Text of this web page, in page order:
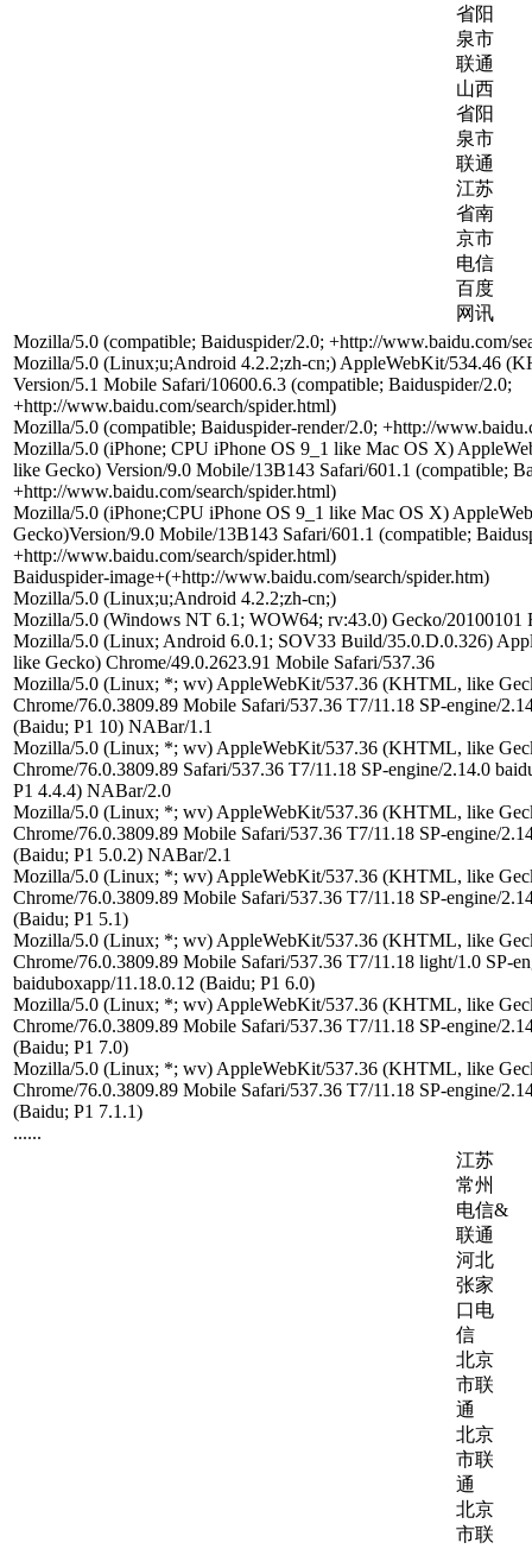
省阳
泉市
联通
山西
省阳
泉市
联通
江苏
省南
京市
电信
百度
网讯
Mozilla/5.0 (compatible; Baiduspider/2.0; +http://www.baidu.com/
Mozilla/5.0 (Linux;u;Android 4.2.2;zh-cn;) AppleWebKit/534.46
Version/5.1 Mobile Safari/10600.6.3 (compatible; Baiduspider/2.0;
+http://www.baidu.com/search/spider.html)
Mozilla/5.0 (compatible; Baiduspider-render/2.0; +http://
Mozilla/5.0 (iPhone; CPU iPhone OS 9_1 like Mac OS X)
like Gecko) Version/9.0 Mobile/13B143 Safari/601.1 (compatible;
+http://www.baidu.com/search/spider.html)
Mozilla/5.0 (iPhone;CPU iPhone OS 9_1 like Mac OS X)
Gecko)Version/9.0 Mobile/13B143 Safari/601.1 (compatible;
+http://www.baidu.com/search/spider.html)
Baiduspider-image+(+http://www.baidu.com/search/spider.htm)
Mozilla/5.0 (Linux;u;Android 4.2.2;zh-cn;)
Mozilla/5.0 (Windows NT 6.1; WOW64; rv:43.0) Gecko/20100101
Mozilla/5.0 (Linux; Android 6.0.1; SOV33 Build/35.0.D.0.326)
like Gecko) Chrome/49.0.2623.91 Mobile Safari/537.36
Mozilla/5.0 (Linux; *; wv) AppleWebKit/537.36 (KHTML, like
Chrome/76.0.3809.89 Mobile Safari/537.36 T7/11.18 SP-engine/
(Baidu; P1 10) NABar/1.1
Mozilla/5.0 (Linux; *; wv) AppleWebKit/537.36 (KHTML, like
Chrome/76.0.3809.89 Safari/537.36 T7/11.18 SP-engine/2.14.0
P1 4.4.4) NABar/2.0
Mozilla/5.0 (Linux; *; wv) AppleWebKit/537.36 (KHTML, like
Chrome/76.0.3809.89 Mobile Safari/537.36 T7/11.18 SP-engine/
(Baidu; P1 5.0.2) NABar/2.1
Mozilla/5.0 (Linux; *; wv) AppleWebKit/537.36 (KHTML, like
Chrome/76.0.3809.89 Mobile Safari/537.36 T7/11.18 SP-engine/
(Baidu; P1 5.1)
Mozilla/5.0 (Linux; *; wv) AppleWebKit/537.36 (KHTML, like
Chrome/76.0.3809.89 Mobile Safari/537.36 T7/11.18 light/1.0 SP-
baiduboxapp/11.18.0.12 (Baidu; P1 6.0)
Mozilla/5.0 (Linux; *; wv) AppleWebKit/537.36 (KHTML, like
Chrome/76.0.3809.89 Mobile Safari/537.36 T7/11.18 SP-engine/
(Baidu; P1 7.0)
Mozilla/5.0 (Linux; *; wv) AppleWebKit/537.36 (KHTML, like
Chrome/76.0.3809.89 Mobile Safari/537.36 T7/11.18 SP-engine/
(Baidu; P1 7.1.1)
......
江苏
常州
电信&
联通
河北
张家
口电
信
北京
市联
通
北京
市联
通
北京
市联